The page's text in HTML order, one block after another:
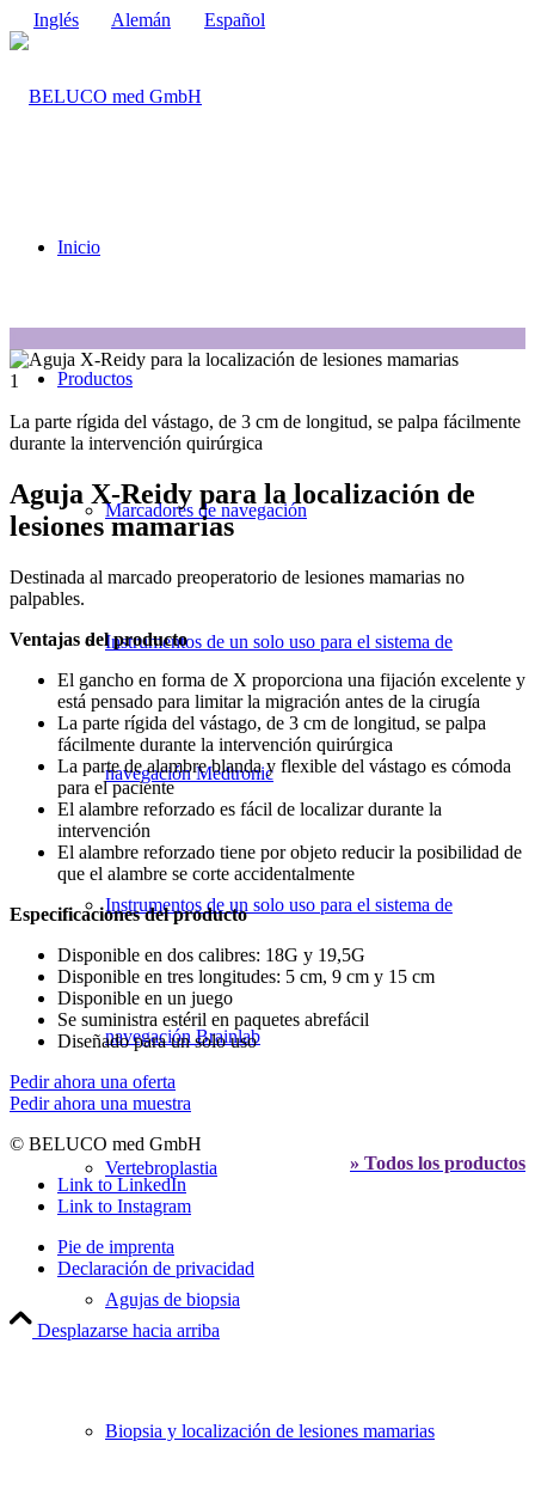
Inglés Alemán Español
Inicio
Productos
Marcadores de navegación
Instrumentos de un solo uso para el sistema de
navegación Medtronic
Instrumentos de un solo uso para el sistema de
navegación Brainlab
Vertebroplastia
Agujas de biopsia
Biopsia y localización de lesiones mamarias
1
La parte rígida del vástago, de 3 cm de longitud, se palpa fácilmente
durante la intervención quirúrgica
Aguja X-Reidy para la localización de
lesiones mamarias
Destinada al marcado preoperatorio de lesiones mamarias no
palpables.
Ventajas del producto
El gancho en forma de X proporciona una fijación excelente y
está pensado para limitar la migración antes de la cirugía
La parte rígida del vástago, de 3 cm de longitud, se palpa
fácilmente durante la intervención quirúrgica
La parte de alambre blanda y flexible del vástago es cómoda
para el paciente
El alambre reforzado es fácil de localizar durante la
intervención
El alambre reforzado tiene por objeto reducir la posibilidad de
que el alambre se corte accidentalmente
Especificaciones del producto
Disponible en dos calibres: 18G y 19,5G
Disponible en tres longitudes: 5 cm, 9 cm y 15 cm
Disponible en un juego
Se suministra estéril en paquetes abrefácil
Diseñado para un solo uso
Pedir ahora una oferta
Pedir ahora una muestra
» Todos los productos
© BELUCO med GmbH
Link to LinkedIn
Link to Instagram
Pie de imprenta
Declaración de privacidad
Desplazarse hacia arriba